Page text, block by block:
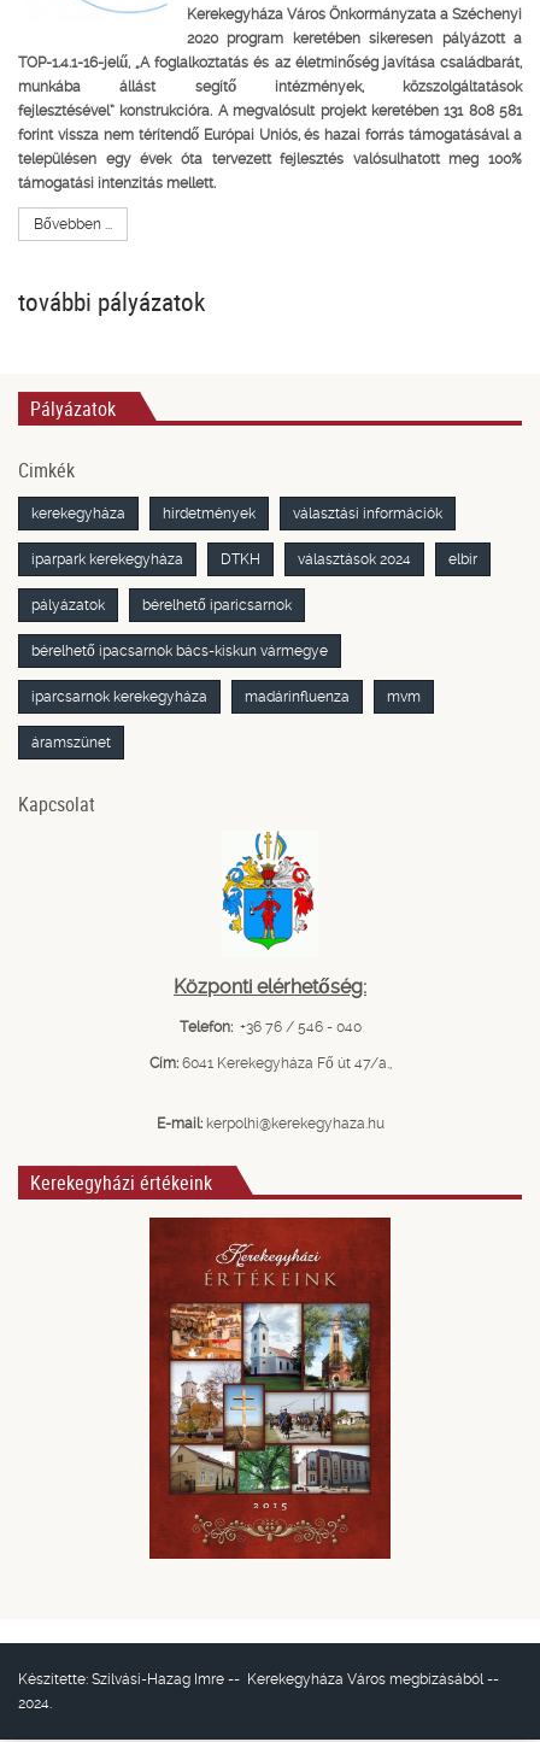
Kerekegyháza Város Önkormányzata a Széchenyi
2020 program keretében sikeresen pályázott a
TOP-1.4.1-16-jelű, „A foglalkoztatás és az életminőség javítása családbarát,
munkába állást segítő intézmények, közszolgáltatások
fejlesztésével” konstrukcióra. A megvalósult projekt keretében 131 808 581
forint vissza nem térítendő Európai Uniós, és hazai forrás támogatásával a
településen egy évek óta tervezett fejlesztés valósulhatott meg 100%
támogatási intenzitás mellett.
Bővebben ...
további pályázatok
Pályázatok
Cimkék
kerekegyháza hirdetmények választási információk
iparpark kerekegyháza DTKH választások 2024 elbir
pályázatok bérelhető iparicsarnok
bérelhető ipacsarnok bács-kiskun vármegye
iparcsarnok kerekegyháza madárinfluenza mvm
áramszünet
Kapcsolat
Központi elérhetőség:
Telefon: +36 76 / 546 - 040
Cím: 6041 Kerekegyháza Fő út 47/a.,
E-mail: kerpolhi@kerekegyhaza.hu
Kerekegyházi értékeink
Készítette: Szilvási-Hazag Imre -- Kerekegyháza Város megbízásából --
2024.